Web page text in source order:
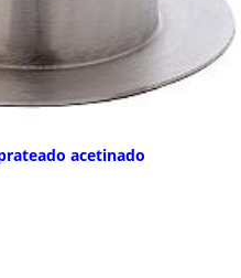
acetinado